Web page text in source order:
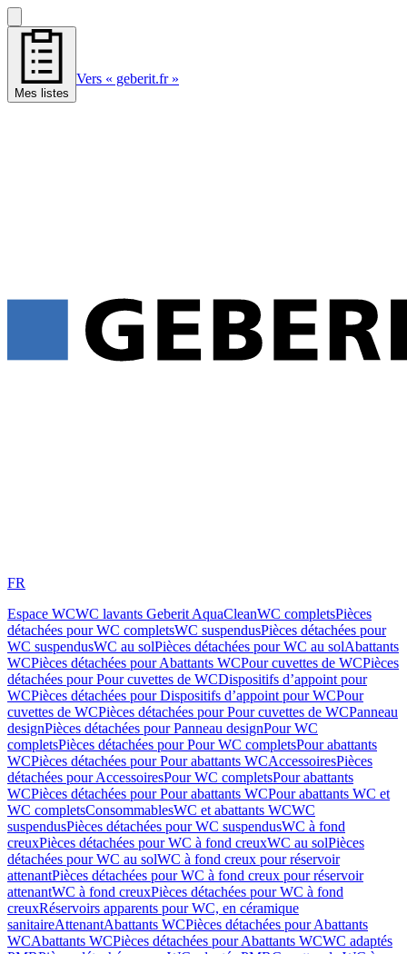
Mes listes
Vers « geberit.fr »
FR
Espace WCWC lavants Geberit AquaCleanWC completsPièces
détachées pour WC completsWC suspendusPièces détachées pour
WC suspendusWC au solPièces détachées pour WC au solAbattants
WCPièces détachées pour Abattants WCPour cuvettes de WCPièces
détachées pour Pour cuvettes de WCDispositifs d’appoint pour
WCPièces détachées pour Dispositifs d’appoint pour WCPour
cuvettes de WCPièces détachées pour Pour cuvettes de WCPanneau
designPièces détachées pour Panneau designPour WC
completsPièces détachées pour Pour WC completsPour abattants
WCPièces détachées pour Pour abattants WCAccessoiresPièces
détachées pour AccessoiresPour WC completsPour abattants
WCPièces détachées pour Pour abattants WCPour abattants WC et
WC completsConsommablesWC et abattants WCWC
suspendusPièces détachées pour WC suspendusWC à fond
creuxPièces détachées pour WC à fond creuxWC au solPièces
détachées pour WC au solWC à fond creux pour réservoir
attenantPièces détachées pour WC à fond creux pour réservoir
attenantWC à fond creuxPièces détachées pour WC à fond
creuxRéservoirs apparents pour WC, en céramique
sanitaireAttenantAbattants WCPièces détachées pour Abattants
WCAbattants WCPièces détachées pour Abattants WCWC adaptés